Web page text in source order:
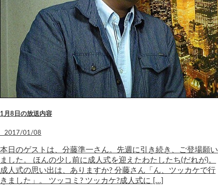
1月8日の放送内容
2017/01/08
本日のゲストは、分藤準一さん。先週に引き続き、ご登場願い
ました。 ほんの少し前に成人式を迎えたわたしたち(だれが)。
成人式の思い出は、ありますか? 分藤さん「ん、ツッカケで行
きました」。 ツッコミ? ツッカケ?成人式に […]